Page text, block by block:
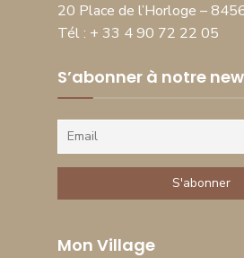
20 Place de l’Horloge –
Tél : + 33 4 90 72 22 05
S’abonner à notre
Mon Village